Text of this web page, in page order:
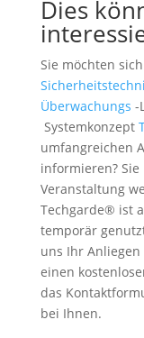
Dies
Sie möchten
Überwachungs -
Systemkonzept
umfangreichen
informieren?
Veranstaltung
Techgarde® ist
temporär
uns Ihr
einen
das
bei Ihnen.